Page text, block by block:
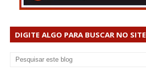
DIGITE ALGO PARA BUSCAR NO SITE